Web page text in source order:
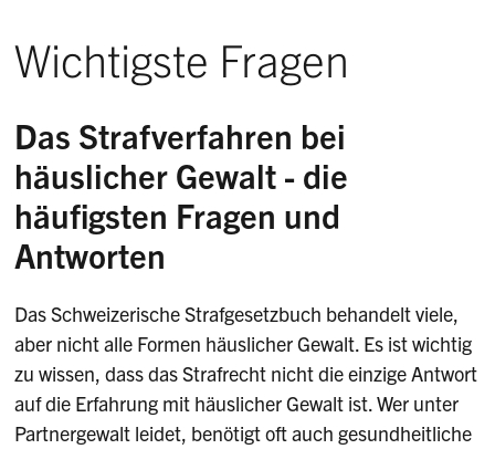
Wichtigste Fragen
Das Strafverfahren bei
häuslicher Gewalt - die
häufigsten Fragen und
Antworten
Das Schweizerische Strafgesetzbuch behandelt viele,
aber nicht alle Formen häuslicher Gewalt. Es ist wichtig
zu wissen, dass das Strafrecht nicht die einzige Antwort
auf die Erfahrung mit häuslicher Gewalt ist. Wer unter
Partnergewalt leidet, benötigt oft auch gesundheitliche